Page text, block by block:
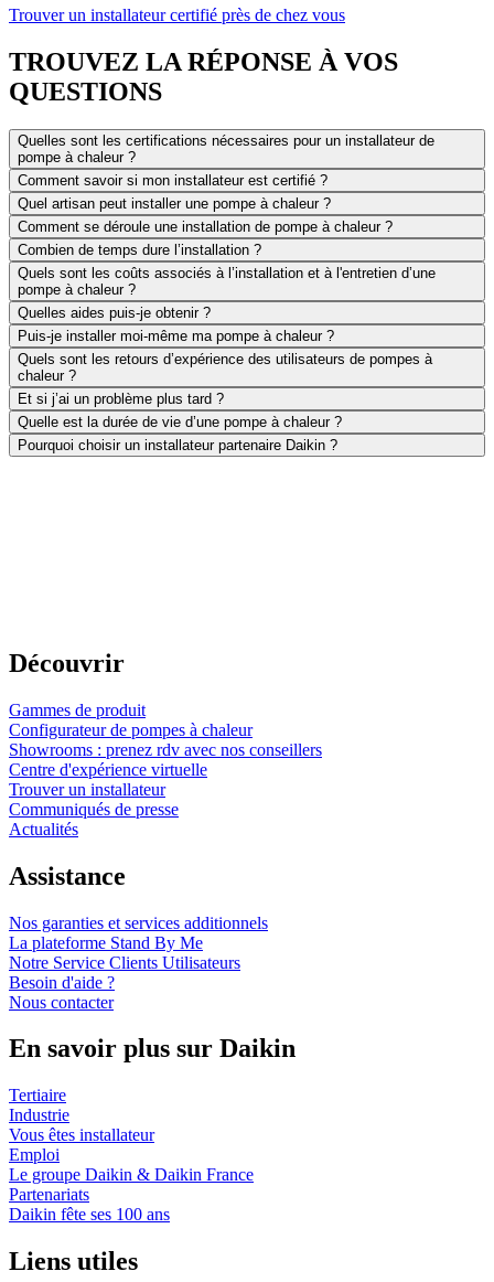
Trouver un installateur certifié près de chez vous
TROUVEZ LA RÉPONSE À VOS
QUESTIONS
Quelles sont les certifications nécessaires pour un installateur de
pompe à chaleur ?
Comment savoir si mon installateur est certifié ?
Quel artisan peut installer une pompe à chaleur ?
Comment se déroule une installation de pompe à chaleur ?
Combien de temps dure l’installation ?
Quels sont les coûts associés à l’installation et à l'entretien d’une
pompe à chaleur ?
Quelles aides puis-je obtenir ?
Puis-je installer moi-même ma pompe à chaleur ?
Quels sont les retours d’expérience des utilisateurs de pompes à
chaleur ?
Et si j’ai un problème plus tard ?
Quelle est la durée de vie d’une pompe à chaleur ?
Pourquoi choisir un installateur partenaire Daikin ?
Découvrir
Gammes de produit
Configurateur de pompes à chaleur
Showrooms : prenez rdv avec nos conseillers
Centre d'expérience virtuelle
Trouver un installateur
Communiqués de presse
Actualités
Assistance
Nos garanties et services additionnels
La plateforme Stand By Me
Notre Service Clients Utilisateurs
Besoin d'aide ?
Nous contacter
En savoir plus sur Daikin
Tertiaire
Industrie
Vous êtes installateur
Emploi
Le groupe Daikin & Daikin France
Partenariats
Daikin fête ses 100 ans
Liens utiles